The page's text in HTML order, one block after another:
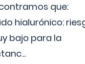
que:
hialurónico:
bajo para la
...